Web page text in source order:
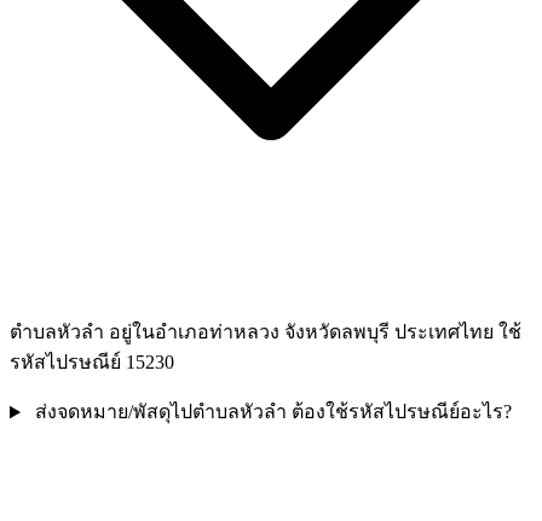
ตำบลหัวลำ อยู่ในอำเภอท่าหลวง จังหวัดลพบุรี ประเทศไทย ใช้
รหัสไปรษณีย์ 15230
ส่งจดหมาย/พัสดุไปตำบลหัวลำ ต้องใช้รหัสไปรษณีย์อะไร?